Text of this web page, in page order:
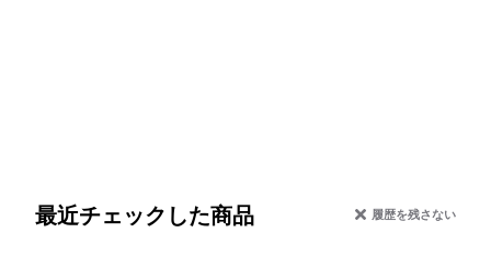
最近チェックした商品 履歴を残さない